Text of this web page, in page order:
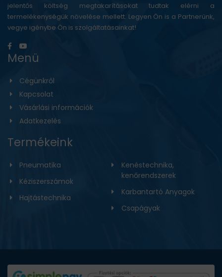
jelentős költség megtakarításokat tudtak elérni a
termelékenységük növelése mellett. Legyen Ön is a Partnerünk,
vegye igénybe Ön is szolgáltatásainkat!
Menü
Cégünkről
Kapcsolat
Vásárlási információk
Adatkezelés
Termékeink
Pneumatika
Kéziszerszámok
Hajtástechnika
Kenéstechnika,
kenőrendszerek
Karbantartó Anyagok
Csapágyak